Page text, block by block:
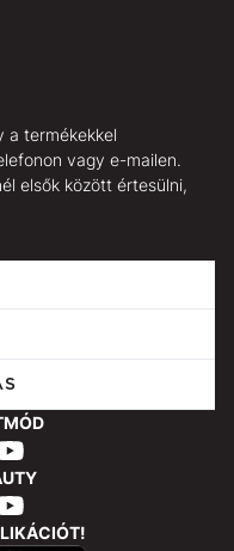
a termékekkel
vagy e-mailen.
elsők között értesülni,